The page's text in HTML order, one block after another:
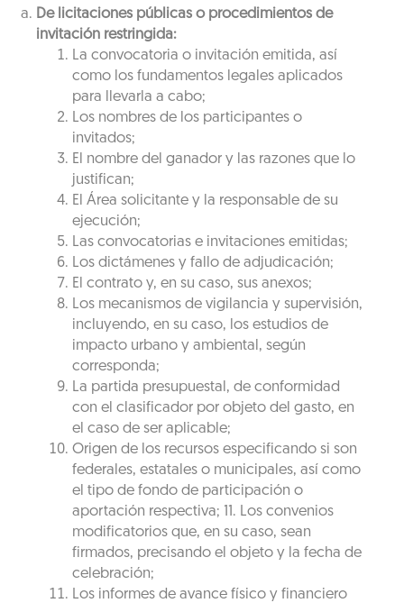
De licitaciones públicas o procedimientos de
invitación restringida:
La convocatoria o invitación emitida, así
como los fundamentos legales aplicados
para llevarla a cabo;
Los nombres de los participantes o
invitados;
El nombre del ganador y las razones que lo
justifican;
El Área solicitante y la responsable de su
ejecución;
Las convocatorias e invitaciones emitidas;
Los dictámenes y fallo de adjudicación;
El contrato y, en su caso, sus anexos;
Los mecanismos de vigilancia y supervisión,
incluyendo, en su caso, los estudios de
impacto urbano y ambiental, según
corresponda;
La partida presupuestal, de conformidad
con el clasificador por objeto del gasto, en
el caso de ser aplicable;
Origen de los recursos especificando si son
federales, estatales o municipales, así como
el tipo de fondo de participación o
aportación respectiva; 11. Los convenios
modificatorios que, en su caso, sean
firmados, precisando el objeto y la fecha de
celebración;
Los informes de avance físico y financiero